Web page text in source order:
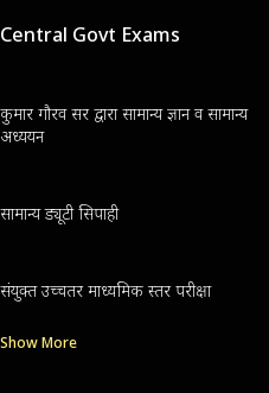
Central Govt Exams
कुमार गौरव सर द्वारा सामान्य ज्ञान व सामान्य
अध्ययन
सामान्य ड्यूटी सिपाही
संयुक्त उच्चतर माध्यमिक स्तर परीक्षा
Show More